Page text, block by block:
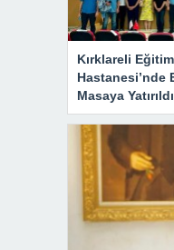
Kırklareli
Hastanesi’nde
Masaya Yatırıldı